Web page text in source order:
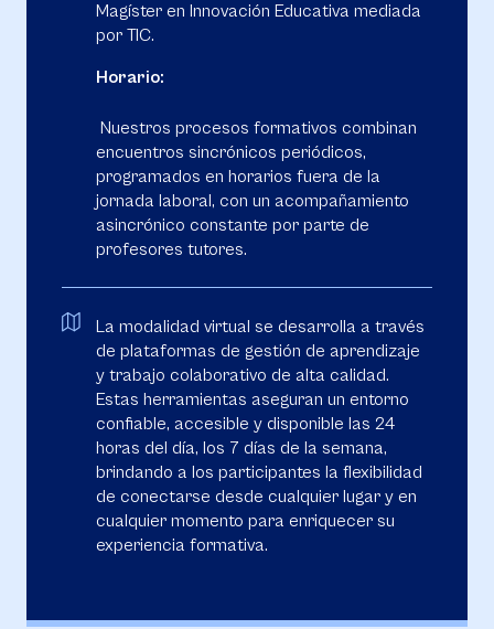
Magíster en Innovación Educativa mediada
por TIC.
Horario:
Nuestros procesos formativos combinan
encuentros sincrónicos periódicos,
programados en horarios fuera de la
jornada laboral, con un acompañamiento
asincrónico constante por parte de
profesores tutores.
La modalidad virtual se desarrolla a través
de plataformas de gestión de aprendizaje
y trabajo colaborativo de alta calidad.
Estas herramientas aseguran un entorno
confiable, accesible y disponible las 24
horas del día, los 7 días de la semana,
brindando a los participantes la flexibilidad
de conectarse desde cualquier lugar y en
cualquier momento para enriquecer su
experiencia formativa.